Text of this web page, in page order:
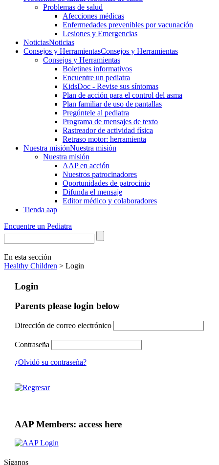
Problemas de salud
Afecciones médicas
Enfermedades prevenibles por vacunación
Lesiones y Emergencias
NoticiasNoticias
Consejos y HerramientasConsejos y Herramientas
Consejos y Herramientas
Boletines informativos
Encuentre un pediatra
KidsDoc - Revise sus síntomas
Plan de acción para el control del asma
Plan familiar de uso de pantallas
Pregúntele al pediatra
Programa de mensajes de texto
Rastre​​ador de activida​d física
Retraso motor: herramienta
Nuestra misiónNuestra misión
Nuestra misión
AAP en acción
Nuestros patrocinadores
Oportunidades de patrocinio
Difunda el mensaje
Editor médico y colaboradores
Tienda aap
Encuentre un Pediatra
En esta sección
Healthy Children > Login
Login
Parents please login below
Dirección de correo electrónico
Contraseña
¿Olvidó su contraseña?
AAP Members: access here
Síganos